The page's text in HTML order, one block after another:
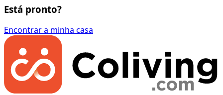
Está pronto?
Encontrar a minha casa